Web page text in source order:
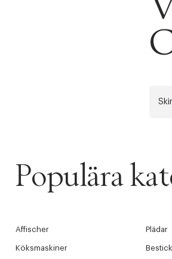
Populära
Affischer Plädar
Köksmaskiner Bestick